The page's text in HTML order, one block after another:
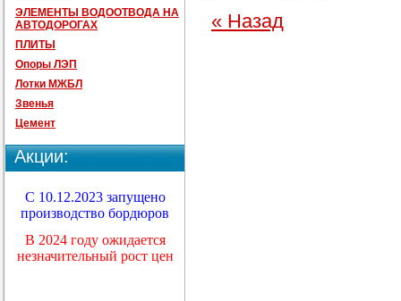
ЭЛЕМЕНТЫ ВОДООТВОДА НА
АВТОДОРОГАХ
ПЛИТЫ
Опоры ЛЭП
Лотки МЖБЛ
Звенья
Цемент
Акции:
С 10.12.2023 запущено
производство бордюров
В 2024 году ожидается
незначительный рост цен
« Назад